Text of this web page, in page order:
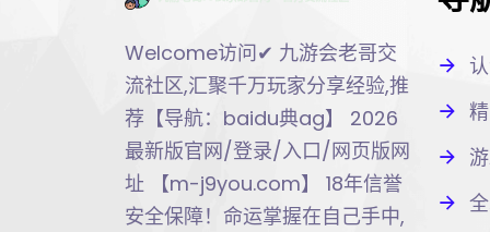
Welcome访问✔ 九游会老哥交
流社区,汇聚千万玩家分享经验,推
荐【导航：baidu典ag】 2026
最新版官网/登录/入口/网页版网
址 【m-j9you.com】 18年信誉
安全保障！命运掌握在自己手中,